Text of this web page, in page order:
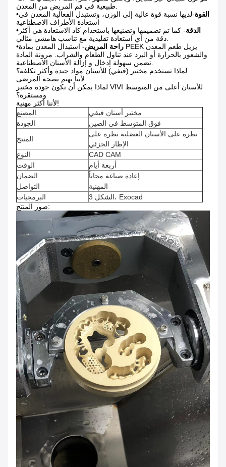
•
القوة-لديها نسبة قوة عالية إلى الوزن، وتستبدل الفعالية المعدن في
استعادة الأطراف الاصطناعية
•
الدقة- كما تم تصميمها وتصنيعها باستخدام كاد الاستعادة هي أكثر
•
راحة المريض- استبدال المعدن بمادة PEEK يزيل طعم المعدن
والشعور بالحرارة أو البرد عند تناول الطعام والشراب. مرونة المادة
لماذا تستخدم مختبر (فيفي) للأسنان مواد جيدة وأكثر تكلفة؟
لأننا نهتم بصحة المرضى
لماذا يمكن أن تكون جودة مختبر VIVI للأسنان أعلى من المتوسط
ومستقرة؟
لأننا أكثر مهنية!
المصنع
مختبر أسنان فيفي
الجودة
فوق المتوسط في الصين
المنتج
نظرة على الأسنان العضلية نظرة على
الإطار الجزئي
النوع
CAD CAM
الوقت
أربعة أيام
الضمان
إعادة صياغة مجاناً
التواصل
المهنية
البرمجيات
3 الشكل، Exocad
صور المنتج: